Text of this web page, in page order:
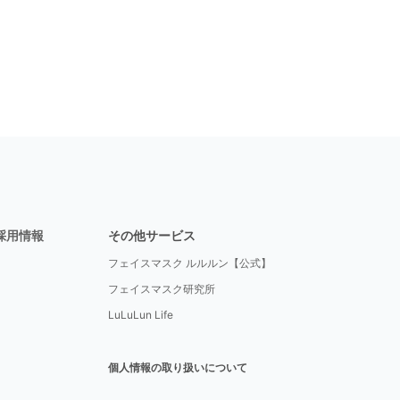
用情報 その他サービス
フェイスマスク ルルルン【公式】
フェイスマスク研究所
LuLuLun Life
個人情報の取り扱いについて